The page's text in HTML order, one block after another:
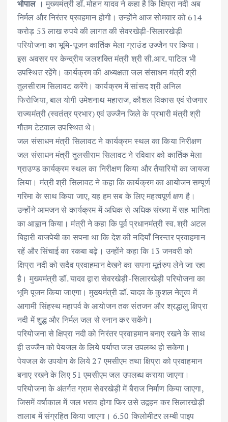
o
o
k
r A
p
p
dI
n
भोपाल। मुख्यमंत्री डॉ. मोहन यादव ने कहा है कि क्षिप्रा नदी अब
निर्मल और निरंतर प्रवहमान होगी। उन्होंने आज सोमवार को 614
करोड़ 53 लाख रुपये की लागत की सेवरखेड़ी-सिलारखेड़ी
परियोजना का भूमि-पूजन कार्तिक मेला ग्राउंड उज्जैन पर किया।
इस अवसर पर केन्द्रीय जलशक्ति मंत्री श्री सी.आर. पाटिल भी
उपस्थित रहेंगे। कार्यक्रम की अध्यक्षता जल संसाधन मंत्री श्री
तुलसीराम सिलावट करेंगे। कार्यक्रम में सांसद श्री अनिल
फिरोजिया, बाल योगी उमेशनाथ महाराज, कौशल विकास एवं रोजगार
राज्यमंत्री (स्वतंत्र प्रभार) एवं उज्जैन जिले के प्रभारी मंत्री श्री
गौतम टेटवाल उपस्थित थे।
जल संसाधन मंत्री सिलावट ने कार्यक्रम स्थल का किया निरीक्षण
जल संसाधन मंत्री तुलसीराम सिलावट ने रविवार को कार्तिक मेला
ग्राउण्ड कार्यक्रम स्थल का निरीक्षण किया और तैयारियों का जायजा
लिया। मंत्री श्री सिलावट ने कहा कि कार्यक्रम का आयोजन सम्पूर्ण
गरिमा के साथ किया जाए, यह हम सब के लिए महत्वपूर्ण क्षण है।
उन्होंने आमजन से कार्यक्रम में अधिक से अधिक संख्या में सह भागिता
का आह्वान किया। मंत्री ने कहा कि पूर्व प्रधानमंत्री स्व. श्री अटल
बिहारी बाजपेयी का सपना था कि देश की नदियाँ निरन्तर प्रवाहमान
रहें और सिंचाई का रकबा बढ़े। उन्होंने कहा कि 13 जनवरी को
क्षिप्रा नदी को सदैव प्रवाहमान देखने का सपना मूर्तरुप लेने जा रहा
है। मुख्यमंत्री डॉ. यादव द्वारा सेवरखेड़ी-सिलारखेड़ी परियोजना का
भूमि पूजन किया जाएगा। मुख्यमंत्री डॉ. यादव के कुशल नेतृत्व में
आगामी सिंहस्थ महापर्व के आयोजन तक संतजन और श्रद्धालु क्षिप्रा
नदी में शुद्ध और निर्मल जल से स्नान कर सकेंगे।
परियोजना से क्षिप्रा नदी को निरंतर प्रवाहमान बनाए रखने के साथ
ही उज्जैन को पेयजल के लिये पर्याप्त जल उपलब्ध हो सकेगा।
पेयजल के उपयोग के लिये 27 एमसीएम तथा क्षिप्रा को प्रवाहमान
बनाए रखने के लिए 51 एमसीएम जल उपलब्ध कराया जाएगा।
परियोजना के अंतर्गत ग्राम सेवरखेड़ी में बैराज निर्माण किया जाएगा,
जिसमें वर्षाकाल में जल भराव होगा फिर उसे उद्वहन कर सिलारखेड़ी
तालाब में संग्रहित किया जाएगा। 6.50 किलोमीटर लम्बी पाइप